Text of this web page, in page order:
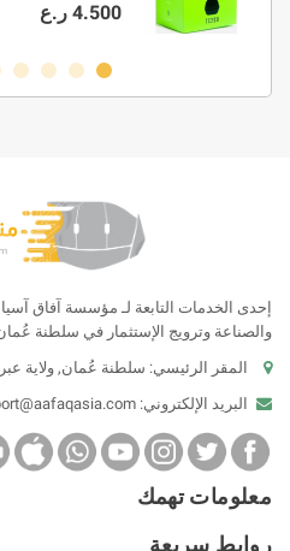
4.500 ر.ع
إحدى الخدمات التابعة لـ مؤسسة آفاق
والصناعة وترويج الإستثمار في سلطنة
المقر الرئيسي: سلطنة عُمان, ولاية
البريد الإلكتروني:
معلومات تهمك
روابط سريعة